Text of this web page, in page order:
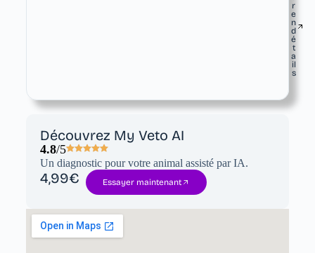
r
e
n
d
é
t
a
il
s
Découvrez My Veto AI
4.8/5
Un diagnostic pour votre animal assisté par IA.
4,99€ Essayer maintenant